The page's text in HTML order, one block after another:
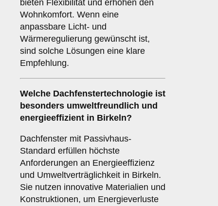
bieten Flexibilität und erhöhen den
Wohnkomfort. Wenn eine
anpassbare Licht- und
Wärmeregulierung gewünscht ist,
sind solche Lösungen eine klare
Empfehlung.
Welche Dachfenstertechnologie ist
besonders umweltfreundlich und
energieeffizient in Birkeln?
Dachfenster mit Passivhaus-
Standard erfüllen höchste
Anforderungen an Energieeffizienz
und Umweltverträglichkeit in Birkeln.
Sie nutzen innovative Materialien und
Konstruktionen, um Energieverluste